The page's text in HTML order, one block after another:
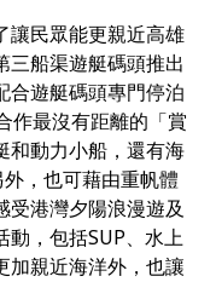
讓民眾能更親近高雄
三船渠遊艇碼頭推出
合遊艇碼頭專門停泊
作最沒有距離的「賞
和動力小船，還有海
，也可藉由重帆體
受港灣夕陽浪漫遊及
動，包括SUP、水上
加親近海洋外，也讓